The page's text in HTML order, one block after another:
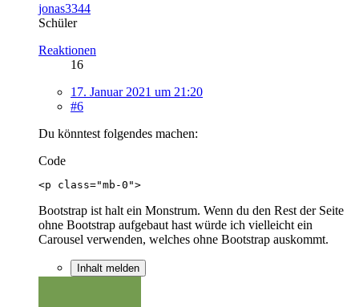
jonas3344
Schüler
Reaktionen
16
17. Januar 2021 um 21:20
#6
Du könntest folgendes machen:
Code
<p class="mb-0">
Bootstrap ist halt ein Monstrum. Wenn du den Rest der Seite
ohne Bootstrap aufgebaut hast würde ich vielleicht ein
Carousel verwenden, welches ohne Bootstrap auskommt.
Inhalt melden